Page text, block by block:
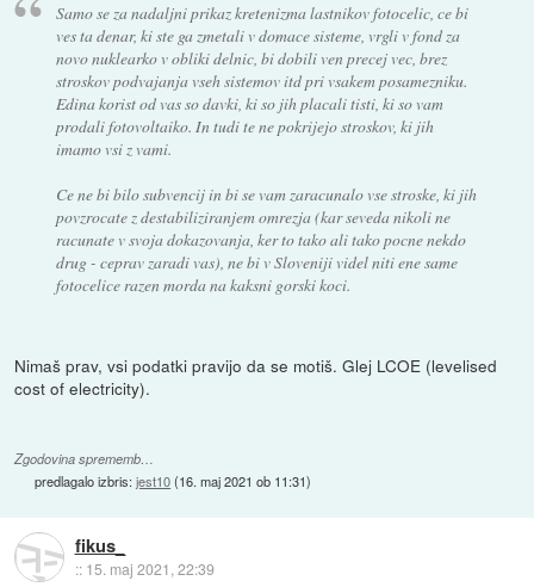
Samo se za nadaljni prikaz kretenizma lastnikov fotocelic, ce bi
ves ta denar, ki ste ga zmetali v domace sisteme, vrgli v fond za
novo nuklearko v obliki delnic, bi dobili ven precej vec, brez
stroskov podvajanja vseh sistemov itd pri vsakem posamezniku.
Edina korist od vas so davki, ki so jih placali tisti, ki so vam
prodali fotovoltaiko. In tudi te ne pokrijejo stroskov, ki jih
imamo vsi z vami.
Ce ne bi bilo subvencij in bi se vam zaracunalo vse stroske, ki jih
povzrocate z destabiliziranjem omrezja (kar seveda nikoli ne
racunate v svoja dokazovanja, ker to tako ali tako pocne nekdo
drug - ceprav zaradi vas), ne bi v Sloveniji videl niti ene same
fotocelice razen morda na kaksni gorski koci.
Nimaš prav, vsi podatki pravijo da se motiš. Glej LCOE (levelised
cost of electricity).
Zgodovina sprememb…
predlagalo izbris:jest10(16. maj 2021 ob 11:31)
fikus_
:: 15. maj 2021, 22:39